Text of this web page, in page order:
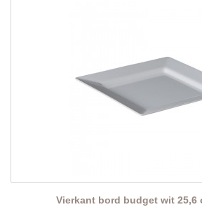
Vierkant bord budget wit 25,6